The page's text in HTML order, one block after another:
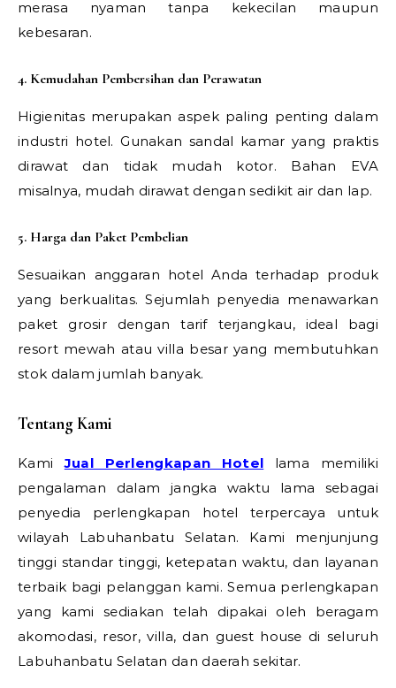
merasa nyaman tanpa kekecilan maupun
kebesaran.
4. Kemudahan Pembersihan dan Perawatan
Higienitas merupakan aspek paling penting dalam
industri hotel. Gunakan sandal kamar yang praktis
dirawat dan tidak mudah kotor. Bahan EVA
misalnya, mudah dirawat dengan sedikit air dan lap.
5. Harga dan Paket Pembelian
Sesuaikan anggaran hotel Anda terhadap produk
yang berkualitas. Sejumlah penyedia menawarkan
paket grosir dengan tarif terjangkau, ideal bagi
resort mewah atau villa besar yang membutuhkan
stok dalam jumlah banyak.
Tentang Kami
KamiJual Perlengkapan Hotel lama memiliki
pengalaman dalam jangka waktu lama sebagai
penyedia perlengkapan hotel terpercaya untuk
wilayah Labuhanbatu Selatan. Kami menjunjung
tinggi standar tinggi, ketepatan waktu, dan layanan
terbaik bagi pelanggan kami. Semua perlengkapan
yang kami sediakan telah dipakai oleh beragam
akomodasi, resor, villa, dan guest house di seluruh
Labuhanbatu Selatan dan daerah sekitar.